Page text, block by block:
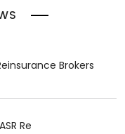
Brokers
Re